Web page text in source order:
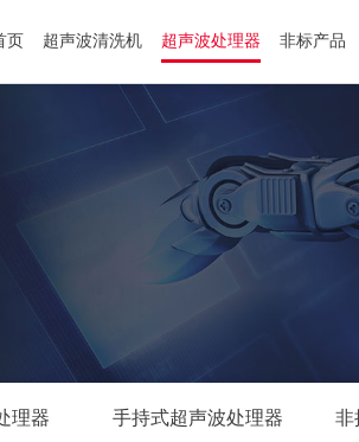
页 超声波清洗机 超声波处理器 非标产品
理器 手持式超声波处理器 非